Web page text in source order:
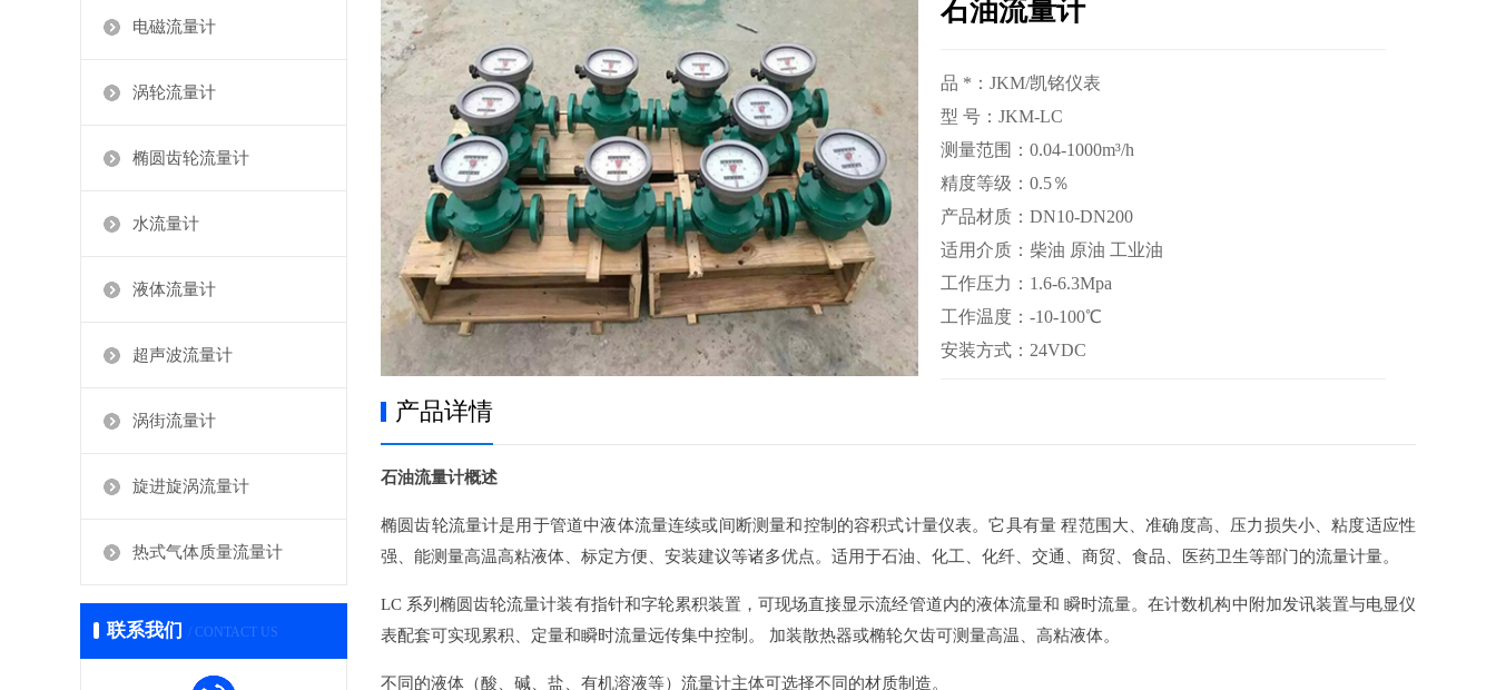
电磁流量计
涡轮流量计
椭圆齿轮流量计
水流量计
液体流量计
超声波流量计
涡街流量计
旋进旋涡流量计
热式气体质量流量计
联系我们 / CONTACT US
石油流量计
品 *：JKM/凯铭仪表
型 号：JKM-LC
测量范围：0.04-1000m³/h
精度等级：0.5％
产品材质：DN10-DN200
适用介质：柴油 原油 工业油
工作压力：1.6-6.3Mpa
工作温度：-10-100℃
安装方式：24VDC
产品详情
石油流量计概述
椭圆齿轮流量计是用于管道中液体流量连续或间断测量和控制的容积式计量仪表。它具有量 程范围大、准确度高、压力损失小、粘度适应性
强、能测量高温高粘液体、标定方便、安装建议等诸多优点。适用于石油、化工、化纤、交通、商贸、食品、医药卫生等部门的流量计量。
LC 系列椭圆齿轮流量计装有指针和字轮累积装置，可现场直接显示流经管道内的液体流量和 瞬时流量。在计数机构中附加发讯装置与电显仪
表配套可实现累积、定量和瞬时流量远传集中控制。 加装散热器或椭轮欠齿可测量高温、高粘液体。
不同的液体（酸、碱、盐、有机溶液等）流量计主体可选择不同的材质制造。